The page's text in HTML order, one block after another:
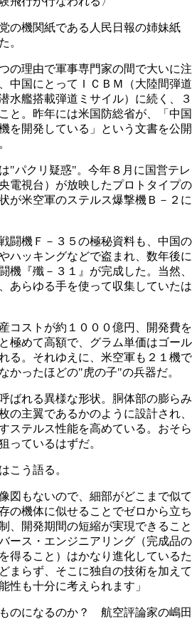
の機関紙である人民日報の姉妹紙
。
の理由で軍事専門家の間で大いに注
中国にとってＩＣＢＭ（大陸間弾道
水艦搭載弾道ミサイル）に続く、３
と。昨年には米国防総省が、「中国
を開発している」という文書を公開
"パクリ疑惑"。今年８月に国営テレ
電視台）が放映したプロトタイプの
が米空軍のステルス爆撃機Ｂ－２に
闘機Ｆ－３５の極秘資料も、中国の
ハッキングなどで盗まれ、数年後に
機『殲－３１』が完成した。当然、
あらゆる手を使って収集していたは
コストが約１０００億円、開発費を
極めて高額で、グラム単価はゴール
る。それゆえに、米空軍も２１機で
かったほどの"虎の子"の兵器だ。
ばれる異様な形状。胴体部の膨らみ
の主翼であるかのように設計され、
ステルス性能を高めている。おそら
っているはずだ。
こう語る。
図もないので、細部がどこまで似て
の機体に似せることでゼロから立ち
、開発期間の短縮が実現できること
ース・エンジニアリング（完成品の
得ること）はかなり進化しているた
まらず、そこに独自の技術を加えて
性も十分に考えられます」
のになるのか？ 航空評論家の嶋田